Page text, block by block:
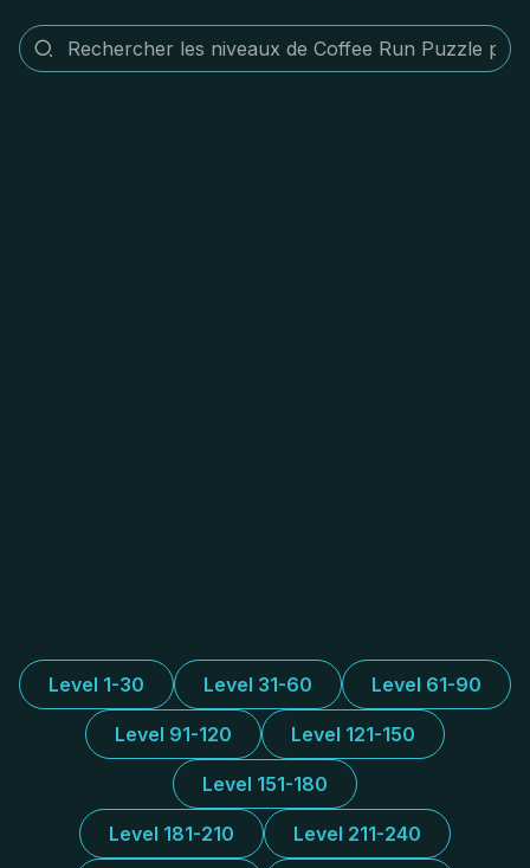
Level 1-30 Level 31-60 Level 61-90
Level 91-120 Level 121-150
Level 151-180
Level 181-210 Level 211-240